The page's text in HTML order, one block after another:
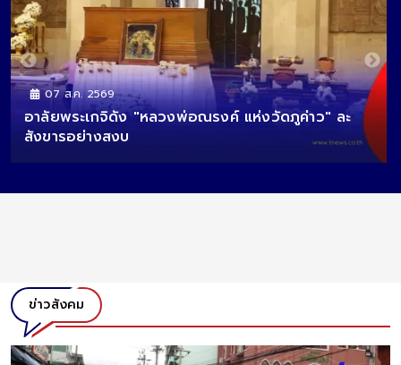
07 ส.ค. 2569
าลัยพระเกจิดัง "หลวงพ่อณรงค์ แห่งวัดภูค่าว" ละ
งขารอย่างสงบ
เต็
ข่าวสังคม